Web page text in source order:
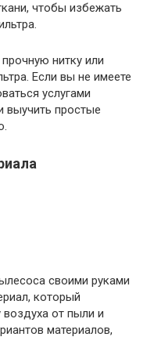
чтобы избежать
нитку или
Если вы не имеете
услугами
выучить простые
своими руками
который
от пыли и
материалов,